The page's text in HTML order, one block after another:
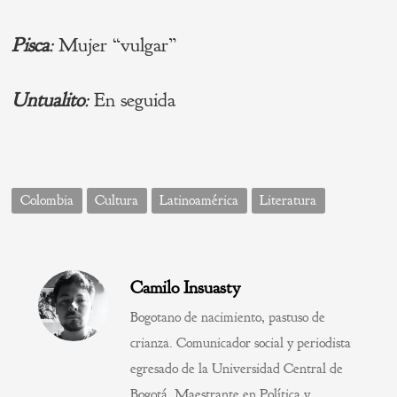
Pisca:Mujer “vulgar”
Untualito:En seguida
Colombia Cultura Latinoamérica Literatura
Camilo Insuasty
Bogotano de nacimiento, pastuso de
crianza. Comunicador social y periodista
egresado de la Universidad Central de